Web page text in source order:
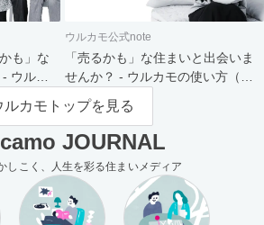
も」な
ウルカ
ウルカモ公式note
「売るかも」な住まいと出会いま
せんか？ - ウルカモの使い方（買
主さま向け）
ルカモトップを見る
JOURNAL
しこく、人生を彩る住まいメディア